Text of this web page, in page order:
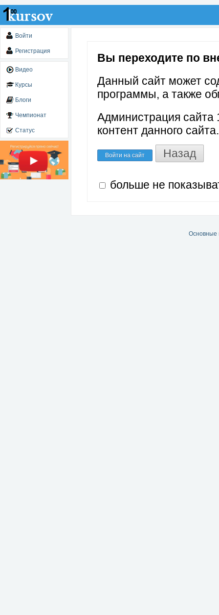
Войти
Регистрация
Видео
Курсы
Блоги
Чемпионат
Статус
Вы переходите по
Данный сайт может
программы, а также
Администрация сайта
контент данного сайта.
Войти на сайт Назад
больше не
Основные